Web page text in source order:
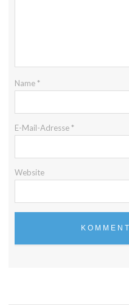
Name*
E-Mail-Adresse*
Website